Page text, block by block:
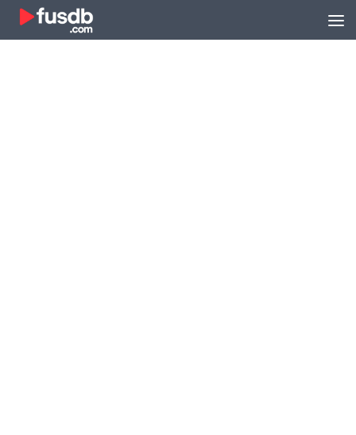
Zum Inhalt springen